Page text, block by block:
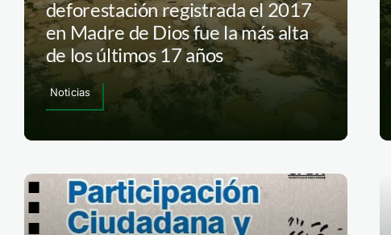
deforestación registrada el 2017
en Madre de Dios fue la más alta
de los últimos 17 años
Noticias